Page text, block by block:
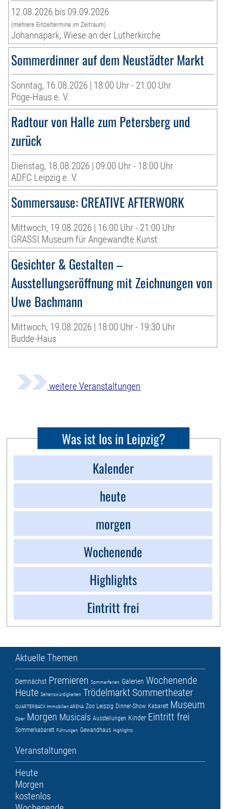
12.08.2026 bis 09.09.2026
(mehrere Einzeltermine im Zeitraum)
Johannapark, Wiese an der Lutherkirche
Sommerdinner auf dem Neustädter Markt
Sonntag, 16.08.2026 | 18:00 Uhr - 21:00 Uhr
Pöge-Haus e. V.
Radtour von Halle zum Petersberg und
zurück
Dienstag, 18.08.2026 | 09:00 Uhr - 18:00 Uhr
ADFC Leipzig e. V.
Sommersause: CREATIVE AFTERWORK
Mittwoch, 19.08.2026 | 16:00 Uhr - 21:00 Uhr
GRASSI Museum für Angewandte Kunst
Gesichter & Gestalten –
Ausstellungseröffnung mit Zeichnungen von
Uwe Bachmann
Mittwoch, 19.08.2026 | 18:00 Uhr - 19:30 Uhr
Budde-Haus
weitere Veranstaltungen
Was ist los in Leipzig?
Kalender
heute
morgen
Wochenende
Highlights
Eintritt frei
Aktuelle Themen
Demnächst Premieren Sommerferien Galerien Wochenende
Heute Sehenswürdigkeiten Trödelmarkt Sommertheater
QUARTERBACK Immobilien ARENA Zoo Leipzig Dinner-Show Kabarett Museum
Oper Morgen Musicals Ausstellungen Kinder Eintritt frei
Sommerkabarett Führungen Gewandhaus Highlights
Veranstaltungen
Heute
Morgen
kostenlos